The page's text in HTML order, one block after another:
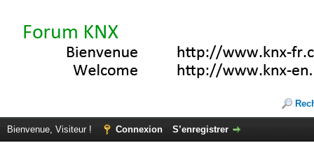
Bienvenue, Visiteur ! Connexion S’enregistrer